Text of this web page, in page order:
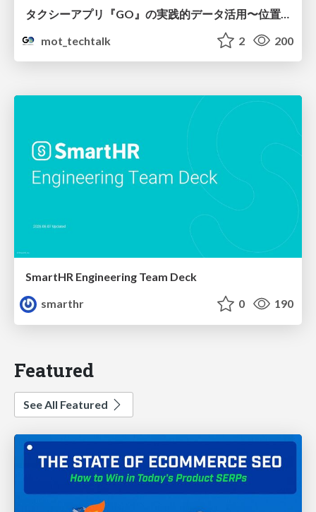
mot_techtalk
2 200
SmartHR Engineering Team Deck
smarthr
0 190
Featured
See All Featured